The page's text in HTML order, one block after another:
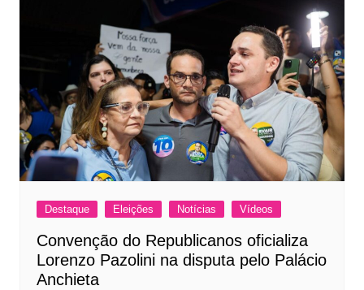
Destaque Eleições Notícias Vídeos
Convenção do Republicanos oficializa
Lorenzo Pazolini na disputa pelo Palácio
Anchieta